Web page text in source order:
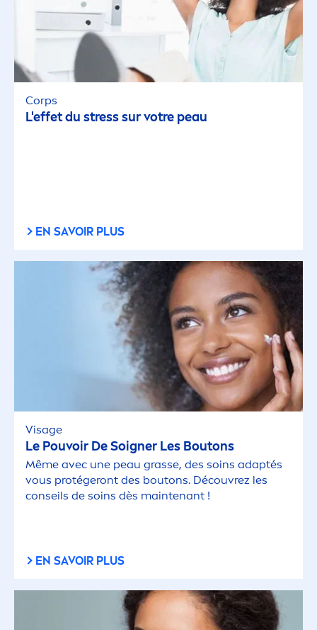
Corps
L'effet du stresssur votre peau
EN SAVOIR PLUS
Visage
Le Pouvoir De Soigner Les Boutons
Même avec une peau grasse, des soins adaptés
vous protégeront des boutons. Découvrez les
conseils de soins dès maintenant !
EN SAVOIR PLUS